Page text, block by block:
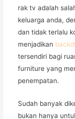
rak tv adalah
keluarga anda,
dan tidak terlalu
menjadikan
tersendiri bagi
furniture yang
penempatan.
Sudah banyak
bukan hanya